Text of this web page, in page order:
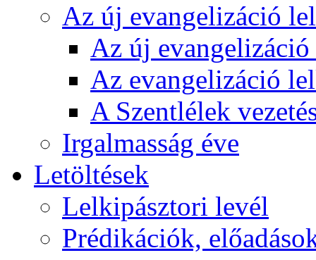
Az új evangelizáció
Az új
Az evangelizáció
A Szentlélek
Irgalmasság éve
Letöltések
Lelkipásztori levél
Prédikációk,